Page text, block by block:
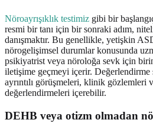
Nöroayrışıklık testimiz gibi bir
resmi bir tanı için bir sonraki adım,
danışmaktır. Bu genellikle, yetişkin
nörogelişimsel durumlar konusunda
psikiyatrist veya nöroloğa sevk için
iletişime geçmeyi içerir. Değerlendirme
ayrıntılı görüşmeleri, klinik gözlemleri
değerlendirmeleri içerebilir.
DEHB veya otizm olmadan